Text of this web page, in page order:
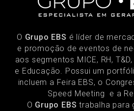
O Grupo EBS é líder de
e promoção de eventos de
aos segmentos MICE, RH,
e Educação. Possui um
incluem a Feira EBS, o
Speed Meeting e a
O Grupo EBS trabalha para